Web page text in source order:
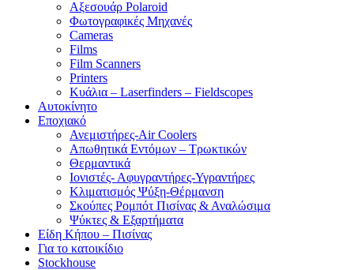
Αξεσουάρ Polaroid
Φωτογραφικές Μηχανές
Cameras
Films
Film Scanners
Printers
Κυάλια – Laserfinders – Fieldscopes
Αυτοκίνητο
Εποχιακό
Ανεμιστήρες-Air Coolers
Απωθητικά Εντόμων – Τρωκτικών
Θερμαντικά
Ιονιστές- Αφυγραντήρες-Υγραντήρες
Κλιματισμός Ψύξη-Θέρμανση
Σκούπες Ρομπότ Πισίνας & Αναλώσιμα
Ψύκτες & Εξαρτήματα
Είδη Κήπου – Πισίνας
Για το κατοικίδιο
Stockhouse